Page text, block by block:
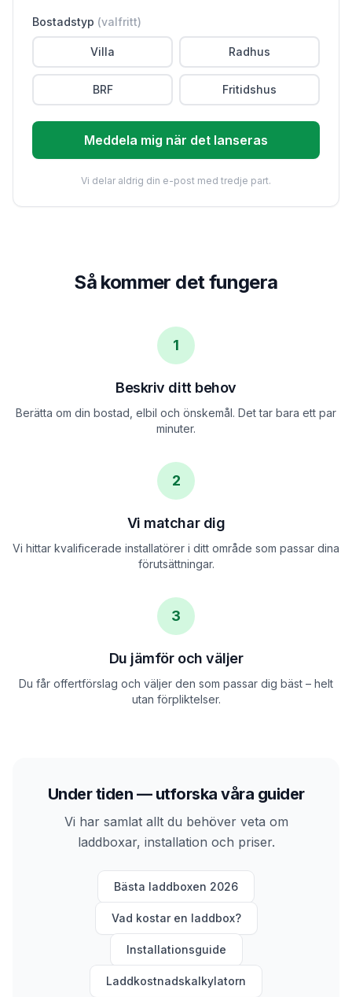
Bostadstyp (valfritt)
Villa Radhus
BRF Fritidshus
Meddela mig när det lanseras
Vi delar aldrig din e-post med tredje part.
Så kommer det fungera
1
Beskriv ditt behov
Berätta om din bostad, elbil och önskemål. Det tar bara ett par
minuter.
2
Vi matchar dig
Vi hittar kvalificerade installatörer i ditt område som passar dina
förutsättningar.
3
Du jämför och väljer
Du får offertförslag och väljer den som passar dig bäst – helt
utan förpliktelser.
Under tiden — utforska våra guider
Vi har samlat allt du behöver veta om
laddboxar, installation och priser.
Bästa laddboxen 2026
Vad kostar en laddbox?
Installationsguide
Laddkostnadskalkylatorn